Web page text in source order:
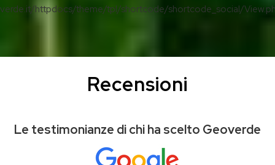
httpdocs/theme/tpl/shortcode/shortcode_social/
Recensioni
Le testimonianze di chi ha scelto Geoverde